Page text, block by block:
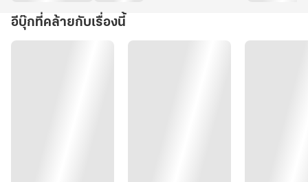
อีบุ๊กที่คล้ายกับเรื่องนี้